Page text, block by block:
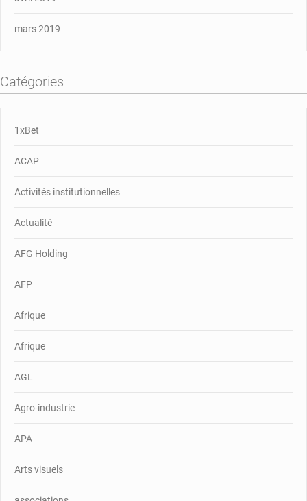
mars 2019
Catégories
1xBet
ACAP
Activités institutionnelles
Actualité
AFG Holding
AFP
Afrique
Afrique
AGL
Agro-industrie
APA
Arts visuels